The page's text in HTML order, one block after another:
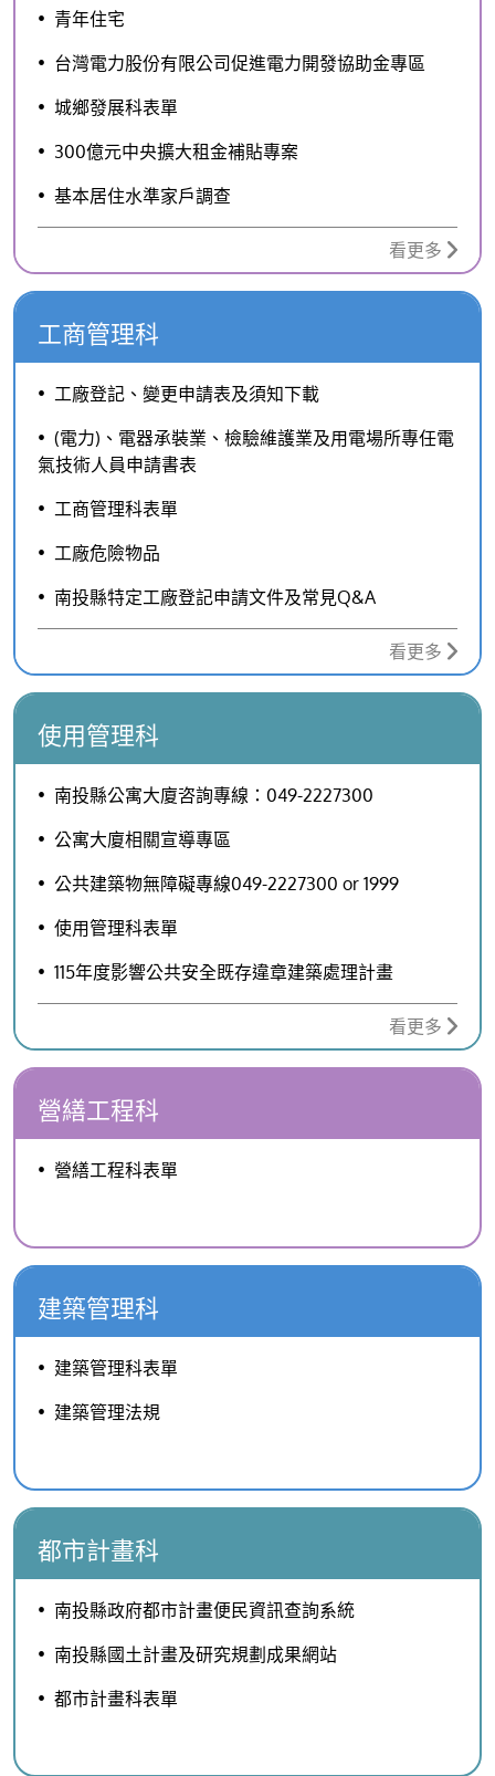
青年住宅
台灣電力股份有限公司促進電力開發協助金專區
城鄉發展科表單
300億元中央擴大租金補貼專案
基本居住水準家戶調查
看更多
工商管理科
工廠登記、變更申請表及須知下載
(電力)、電器承裝業、檢驗維護業及用電場所專任電
氣技術人員申請書表
工商管理科表單
工廠危險物品
南投縣特定工廠登記申請文件及常見Q&A
看更多
使用管理科
南投縣公寓大廈咨詢專線：049-2227300
公寓大廈相關宣導專區
公共建築物無障礙專線049-2227300 or 1999
使用管理科表單
115年度影響公共安全既存違章建築處理計畫
看更多
營繕工程科
營繕工程科表單
建築管理科
建築管理科表單
建築管理法規
都市計畫科
南投縣政府都市計畫便民資訊查詢系統
南投縣國土計畫及研究規劃成果網站
都市計畫科表單